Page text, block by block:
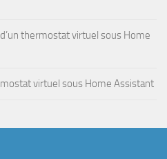
thermostat virtuel sous Home
virtuel sous Home Assistant